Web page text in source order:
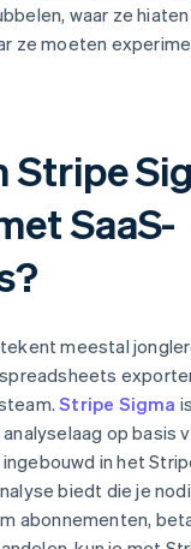
waar ze
ze moeten
Stripe
SaaS-
meestal
Stripe Sigma
op basis
ingebouwd in het
biedt die je
abonnementen,